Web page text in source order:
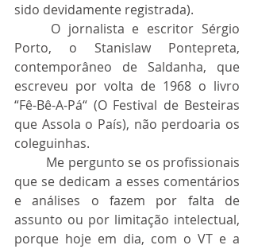
sido devidamente registrada).
Porto, o Stanislaw Pontepreta,
contemporâneo de Saldanha, que
escreveu por volta de 1968 o livro
“Fê-Bê-A-Pá“ (O Festival de Besteiras
que Assola o País), não perdoaria os
coleguinhas.
que se dedicam a esses comentários
e análises o fazem por falta de
assunto ou por limitação intelectual,
porque hoje em dia, com o VT e a